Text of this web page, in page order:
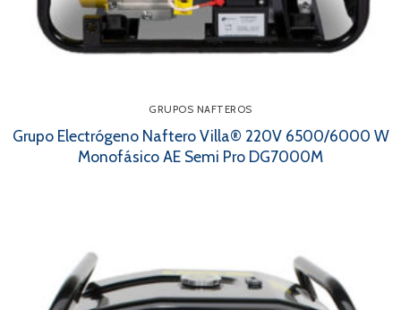
GRUPOS NAFTEROS
Grupo Electrógeno Naftero Villa® 220V 6500/6000 W
Monofásico AE Semi Pro DG7000M